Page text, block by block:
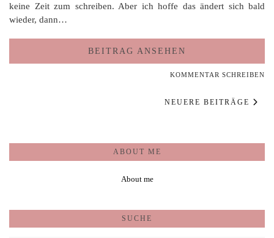
keine Zeit zum schreiben. Aber ich hoffe das ändert sich bald
wieder, dann…
BEITRAG ANSEHEN
KOMMENTAR SCHREIBEN
NEUERE BEITRÄGE
ABOUT ME
About me
SUCHE